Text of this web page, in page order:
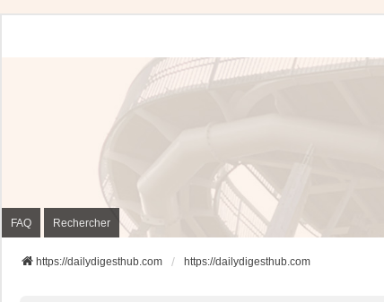
FAQ Rechercher
https://dailydigesthub.com https://dailydigesthub.com